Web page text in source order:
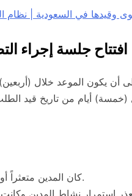
وقيدها في السعودية | نظام
افتتاح جلسة إجراء
أن يكون الموعد خلال
(خمسة) أيام من تاريخ قيد
1- كان المدين متعثراً أو مفلساً.
تعذر استمرار نشاط المدين